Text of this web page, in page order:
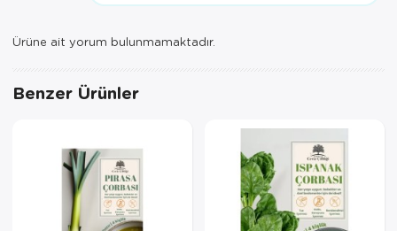
Ürüne ait yorum bulunmamaktadır.
Benzer Ürünler